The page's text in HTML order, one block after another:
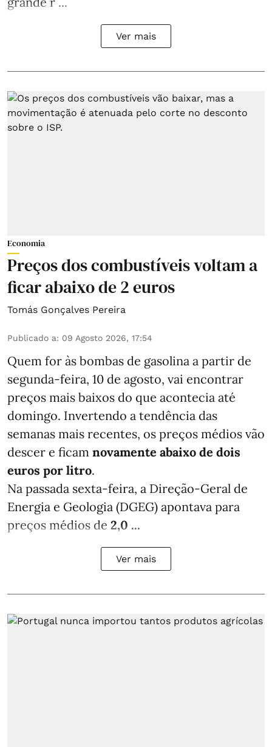
Ver mais
Economia
Preços dos combustíveis voltam a
ficar abaixo de 2 euros
Tomás Gonçalves Pereira
Publicado a: 09 Agosto 2026, 17:54
Quem for às bombas de gasolina a partir de
segunda-feira, 10 de agosto, vai encontrar
preços mais baixos do que acontecia até
domingo. Invertendo a tendência das
semanas mais recentes, os preços médios vão
descer e ficam novamente abaixo de dois
euros por litro.
Na passada sexta-feira, a Direção-Geral de
Energia e Geologia (DGEG) apontava para
preços médios de 2,0 ...
Ver mais